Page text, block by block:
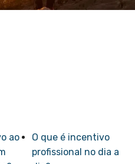
ao
O que é incentivo
profissional no dia a